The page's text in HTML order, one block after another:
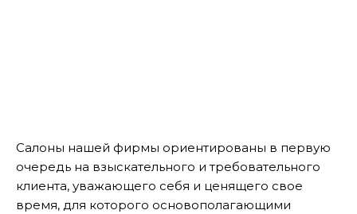
Салоны нашей фирмы ориентированы в первую
очередь на взыскательного и требовательного
клиента, уважающего себя и ценящего свое
время, для которого основополагающими